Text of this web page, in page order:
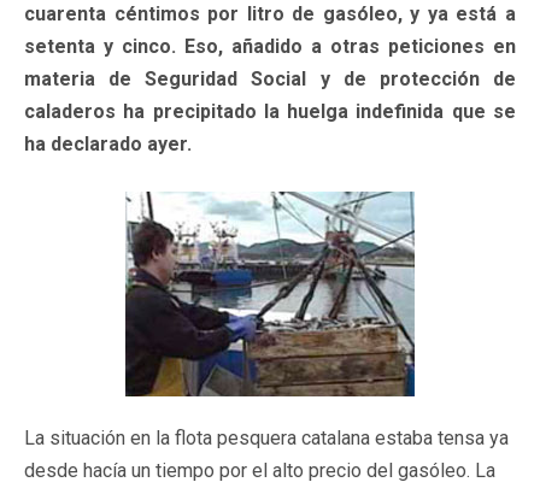
cuarenta céntimos por litro de gasóleo, y ya está a
setenta y cinco. Eso, añadido a otras peticiones en
materia de Seguridad Social y de protección de
caladeros ha precipitado la huelga indefinida que se
ha declarado ayer.
La situación en la flota pesquera catalana estaba tensa ya
desde hacía un tiempo por el alto precio del gasóleo. La